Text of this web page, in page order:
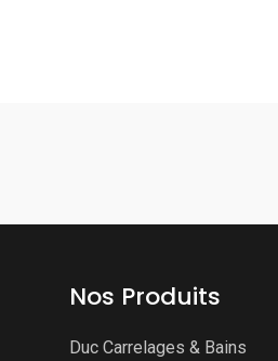
Nos Produits
Duc Carrelages & Bains